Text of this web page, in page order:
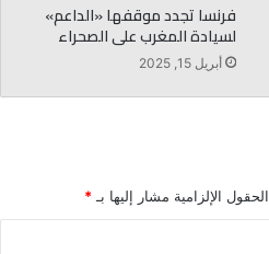
فرنسا تجدد موقفها «الداعم»
لسيادة المغرب على الصحراء
أبريل 15, 2025
الحقول الإلزامية مشار إليها بـ *